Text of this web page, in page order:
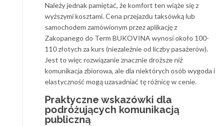
Należy jednak pamiętać, że komfort ten wiąże się z
wyższymi kosztami. Cena przejazdu taksówką lub
samochodem zamówionym przez aplikację z
Zakopanego do Term BUKOVINA wynosi około 100-
110 złotych za kurs (niezależnie od liczby pasażerów).
Jest to więc rozwiązanie znacznie droższe niż
komunikacja zbiorowa, ale dla niektórych osób wygoda i
elastyczność mogą uzasadniać tę różnicę w cenie.
Praktyczne wskazówki dla
podróżujących komunikacją
publiczną